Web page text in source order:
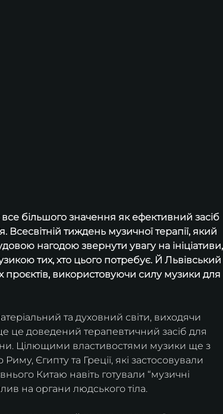
більшого значення як ефективний засіб
Всесвітній тиждень музичної терапії, який
нагодою звернути увагу на ініціативи,
тих, хто цього потребує. Й Львівський
проєктів, використовуючи силу музики для
та духовний світи, виходячи
це доведений терапевтичний засіб для
Цілющими властивостями музики ще з
Єгипту та Греції, які застосовували
Китаю навіть готували “музичні
на органи людського тіла.